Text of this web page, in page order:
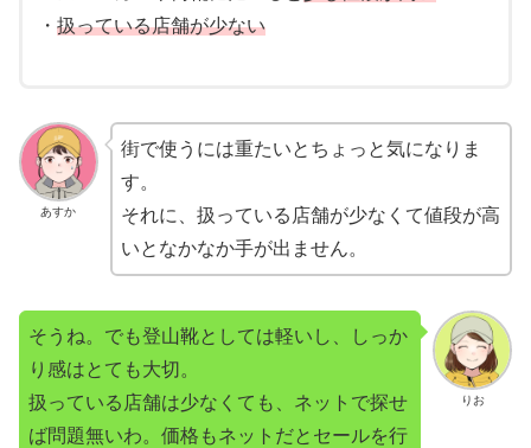
・ 扱っている店舗が少ない
あすか
街で使うには重たいとちょっと気になりま
す。
それに、扱っている店舗が少なくて値段が高
いとなかなか手が出ません。
りお
そうね。でも登山靴としては軽いし、しっか
り感はとても大切。
扱っている店舗は少なくても、ネットで探せ
ば問題無いわ。価格もネットだとセールを行